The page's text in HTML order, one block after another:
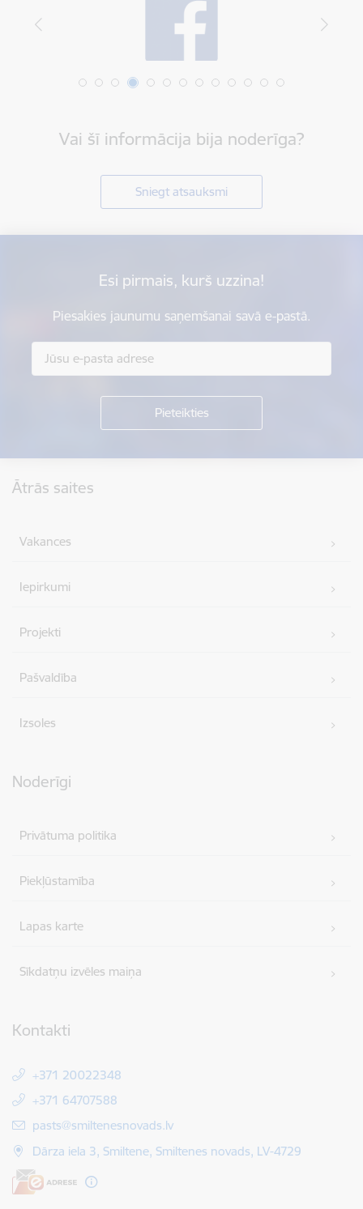
Vai šī informācija bija noderīga?
Sniegt atsauksmi
Esi pirmais, kurš uzzina!
Piesakies jaunumu saņemšanai savā e-pastā.
Ātrās saites
Vakances
Iepirkumi
Projekti
Pašvaldība
Izsoles
Noderīgi
Privātuma politika
Piekļūstamība
Lapas karte
Sīkdatņu izvēles maiņa
Kontakti
+371 20022348
+371 64707588
E-pasts:
pasts@smiltenesnovads.lv
Dārza iela 3, Smiltene, Smiltenes novads, LV-4729